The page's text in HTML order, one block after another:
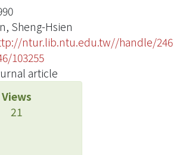
Sheng-Hsien
ntur.lib.ntu.edu.tw//handle/246
103255
article
Views
21